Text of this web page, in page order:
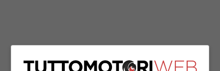
Nel 1970 arrivò il debutto in F1 al volante